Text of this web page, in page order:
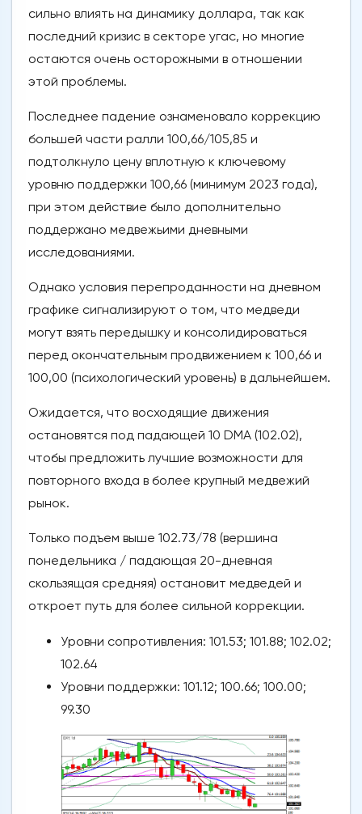
сильно влиять на динамику доллара, так как
последний кризис в секторе угас, но многие
остаются очень осторожными в отношении
этой проблемы.
Последнее падение ознаменовало коррекцию
большей части ралли 100,66/105,85 и
подтолкнуло цену вплотную к ключевому
уровню поддержки 100,66 (минимум 2023 года),
при этом действие было дополнительно
поддержано медвежьими дневными
исследованиями.
Однако условия перепроданности на дневном
графике сигнализируют о том, что медведи
могут взять передышку и консолидироваться
перед окончательным продвижением к 100,66 и
100,00 (психологический уровень) в дальнейшем.
Ожидается, что восходящие движения
остановятся под падающей 10 DMA (102.02),
чтобы предложить лучшие возможности для
повторного входа в более крупный медвежий
рынок.
Только подъем выше 102.73/78 (вершина
понедельника / падающая 20-дневная
скользящая средняя) остановит медведей и
откроет путь для более сильной коррекции.
Уровни сопротивления: 101.53; 101.88; 102.02;
102.64
Уровни поддержки: 101.12; 100.66; 100.00;
99.30